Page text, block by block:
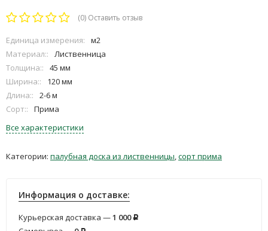
(0) Оставить отзыв
Единица измерения:
м2
Материал::
Лиственница
Толщина::
45 мм
Ширина::
120 мм
Длина::
2-6 м
Сорт::
Прима
Все характеристики
Категории: палубная доска из лиственницы,сорт прима
Информация о доставке:
Курьерская доставка —1 000 Р